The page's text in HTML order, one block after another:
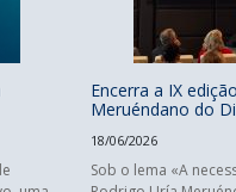
Encerra a IX
Meruéndano do
18/06/2026
Sob o lema «A